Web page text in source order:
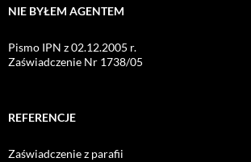
NIE BYŁEM AGENTEM
Pismo IPN z 02.12.2005 r.
Zaświadczenie Nr 1738/05
REFERENCJE
Zaświadczenie z parafii